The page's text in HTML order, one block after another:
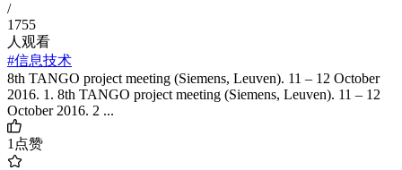
/
1755
人观看
#信息技术
8th TANGO project meeting (Siemens, Leuven). 11 – 12 October
2016. 1. 8th TANGO project meeting (Siemens, Leuven). 11 – 12
October 2016. 2 ...
1点赞